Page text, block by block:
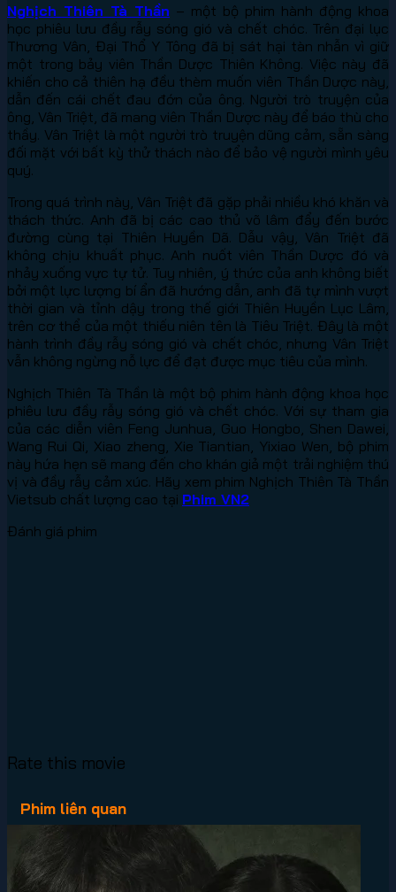
Nghịch Thiên Tà Thần – một bộ phim hành động khoa
học phiêu lưu đầy rẫy sóng gió và chết chóc. Trên đại lục
Thương Vân, Đại Thổ Y Tông đã bị sát hại tàn nhẫn vì giữ
một trong bảy viên Thần Dược Thiên Không. Việc này đã
khiến cho cả thiên hạ đều thèm muốn viên Thần Dược này,
dẫn đến cái chết đau đớn của ông. Người trò truyện của
ông, Vân Triệt, đã mang viên Thần Dược này để báo thù cho
thầy. Vân Triệt là một người trò truyện dũng cảm, sẵn sàng
đối mặt với bất kỳ thử thách nào để bảo vệ người mình yêu
quý.
Trong quá trình này, Vân Triệt đã gặp phải nhiều khó khăn và
thách thức. Anh đã bị các cao thủ võ lâm đẩy đến bước
đường cùng tại Thiên Huyền Dã. Dẫu vậy, Vân Triệt đã
không chịu khuất phục. Anh nuốt viên Thần Dược đó và
nhảy xuống vực tự tử. Tuy nhiên, ý thức của anh không biết
bởi một lực lượng bí ẩn đã hướng dẫn, anh đã tự mình vượt
thời gian và tỉnh dậy trong thế giới Thiên Huyền Lục Lâm,
trên cơ thể của một thiếu niên tên là Tiêu Triệt. Đây là một
hành trình đầy rẫy sóng gió và chết chóc, nhưng Vân Triệt
vẫn không ngừng nỗ lực để đạt được mục tiêu của mình.
Nghịch Thiên Tà Thần là một bộ phim hành động khoa học
phiêu lưu đầy rẫy sóng gió và chết chóc. Với sự tham gia
của các diễn viên Feng Junhua, Guo Hongbo, Shen Dawei,
Wang Rui Qi, Xiao zheng, Xie Tiantian, Yixiao Wen, bộ phim
này hứa hẹn sẽ mang đến cho khán giả một trải nghiệm thú
vị và đầy rẫy cảm xúc. Hãy xem phim Nghịch Thiên Tà Thần
Vietsub chất lượng cao tại Phim VN2
Đánh giá phim
Rate this movie
Phim liên quan